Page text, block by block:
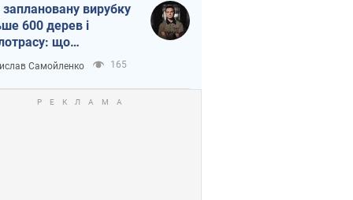
вирубку
600 дерев і
що
на Теремках
Самойленко 165